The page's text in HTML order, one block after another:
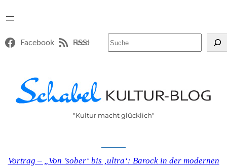
Facebook RSS-Feed
"Kultur macht glücklich"
Vortrag – „Von ’sober‘ bis ‚ultra‘: Barock in der modernen